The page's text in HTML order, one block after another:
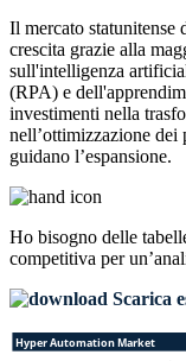
Il mercato statunitense
crescita grazie alla
sull'intelligenza
(RPA) e
investimenti nella
nell’ottimizzazione dei
guidano l’espansione.
Ho bisogno delle
competitiva per
Scarica